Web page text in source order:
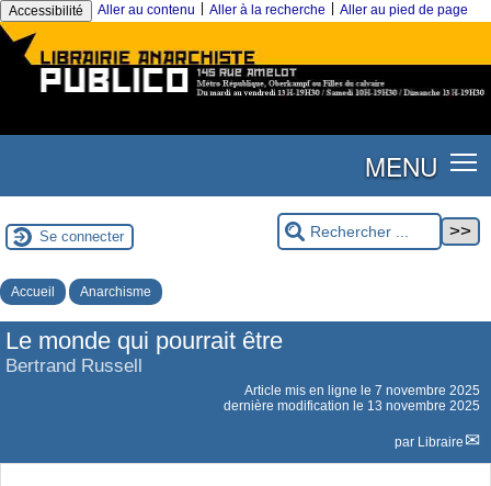
Accessibilité Aller au contenu Aller à la recherche Aller au pied de page
MENU
Se connecter
Accueil Anarchisme
Le monde qui pourrait être
Bertrand Russell
Article mis en ligne le 7 novembre 2025
dernière modification le 13 novembre 2025
par Libraire